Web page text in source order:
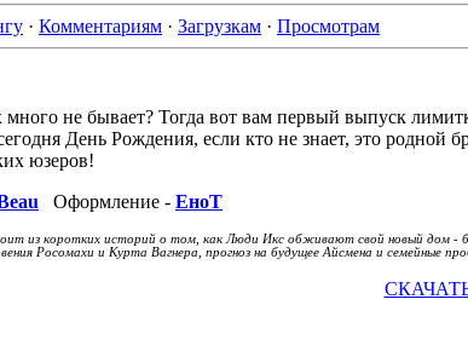
· Комментариям · Загрузкам · Просмотрам
не бывает? Тогда вот вам первый выпуск
День Рождения, если кто не знает, это
юзеров!
Оформление - ЕноТ
из коротких историй о том, как Люди Икс обживают свой новый дом
Росомахи и Курта Вагнера, прогноз на будущее Айсмена и семейные